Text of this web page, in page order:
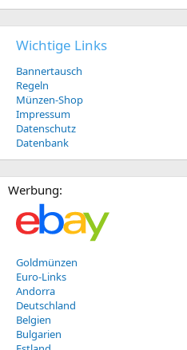
Wichtige Links
Bannertausch
Regeln
Münzen-Shop
Impressum
Datenschutz
Datenbank
Werbung:
Goldmünzen
Euro-Links
Andorra
Deutschland
Belgien
Bulgarien